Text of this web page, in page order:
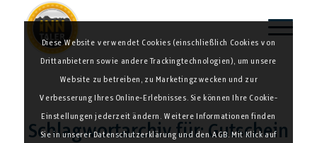
Schlagwortarchiv für:Gutschein
Diese Website verwendet Cookies (einschließlich Cookies von
Drittanbietern sowie andere Trackingtechnologien), um unsere
Website zu betreiben, zu Marketingzwecken und zur
Verbesserung Ihres Online-Erlebnisses. Sie können Ihre Cookie-
Einstellungen jederzeit ändern. Weitere Informationen finden
Sie in unserer Datenschutzerklärung und den AGB. Mit Klick auf